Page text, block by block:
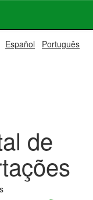
Español Português
de